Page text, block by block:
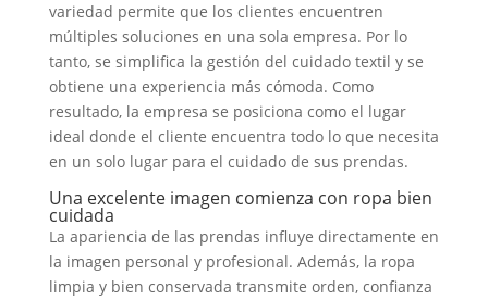
variedad permite que los clientes encuentren
múltiples soluciones en una sola empresa. Por lo
tanto, se simplifica la gestión del cuidado textil y se
obtiene una experiencia más cómoda. Como
resultado, la empresa se posiciona como el lugar
ideal donde el cliente encuentra todo lo que necesita
en un solo lugar para el cuidado de sus prendas.
Una excelente imagen comienza con ropa bien
cuidada
La apariencia de las prendas influye directamente en
la imagen personal y profesional. Además, la ropa
limpia y bien conservada transmite orden, confianza